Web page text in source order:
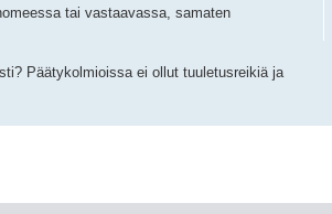
tai vastaavassa, samaten
Päätykolmioissa ei ollut tuuletusreikiä ja